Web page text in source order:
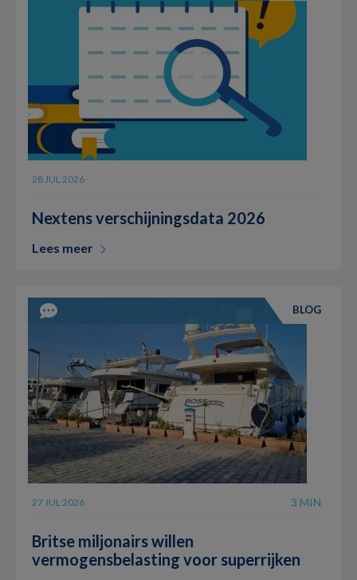
28 JUL 2026
Nextens verschijningsdata 2026
Lees meer
BLOG
27 JUL 2026 3 MIN
Britse miljonairs willen
vermogensbelasting voor superrijken